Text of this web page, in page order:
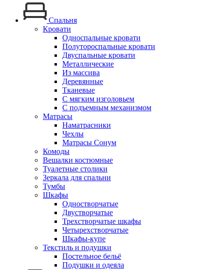
Спальня
Кровати
Односпальные кровати
Полутороспальные кровати
Двуспальные кровати
Металлические
Из массива
Деревянные
Тканевые
С мягким изголовьем
С подъемным механизмом
Матрасы
Наматрасники
Чехлы
Матрасы Сонум
Комоды
Вешалки костюмные
Туалетные столики
Зеркала для спальни
Тумбы
Шкафы
Одностворчатые
Двустворчатые
Трехстворчатые шкафы
Четырехстворчатые
Шкафы-купе
Текстиль и подушки
Постельное бельё
Подушки и одеяла